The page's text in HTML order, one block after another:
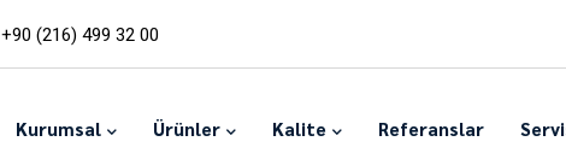
+90 (216) 499 32 00
Kurumsal Ürünler Kalite Referanslar